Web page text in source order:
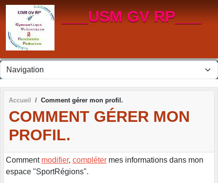
___USM GV RP___
Accueil Comment gérer mon profil.
COMMENT GÉRER MON
PROFIL.
Comment modifier, compléter mes informations dans mon
espace "SportRégions".
Panneau de gestion des cookies